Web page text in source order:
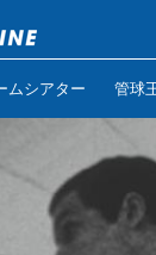
ムシアター 管球